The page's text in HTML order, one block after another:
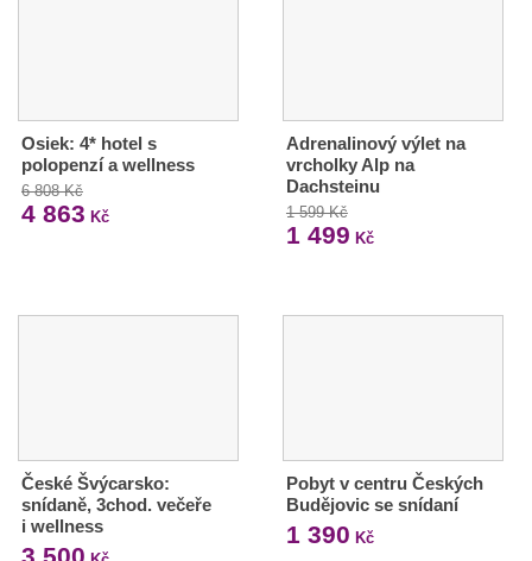
Osiek: 4* hotel s
polopenzí a wellness
6 808 Kč
4 863 Kč
Adrenalinový výlet na
vrcholky Alp na
Dachsteinu
1 599 Kč
1 499 Kč
České Švýcarsko:
snídaně, 3chod. večeře
i wellness
3 500
Pobyt v centru Českých
Budějovic se snídaní
1 390 Kč